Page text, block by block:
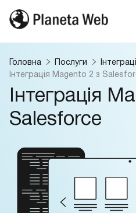
Головна Послуги
Інтеграція Magento 2 з
Інтеграція
Salesforce